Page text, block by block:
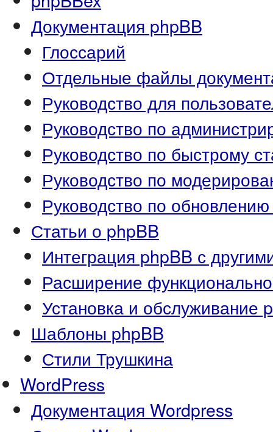
Документация phpBB
Глоссарий
Отдельные файлы
Руководство для
Руководство по
Руководство по быстрому
Руководство по
Руководство по
Статьи о phpBB
Интеграция phpBB с
Расширение
Установка и обслуживание
Шаблоны phpBB
Стили Трушкина
WordPress
Документация Wordpress